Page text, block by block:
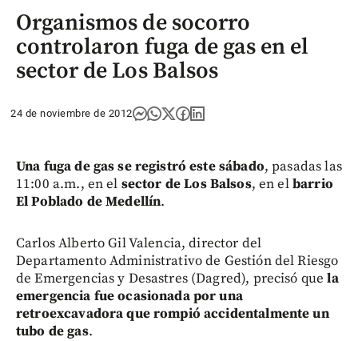
Organismos de socorro
controlaron fuga de gas en el
sector de Los Balsos
24 de noviembre de 2012
Una fuga de gas se registró este sábado, pasadas las
11:00 a.m., en el sector de Los Balsos, en elbarrio
El Poblado de Medellín.
Carlos Alberto Gil Valencia, director del
Departamento Administrativo de Gestión del Riesgo
de Emergencias y Desastres (Dagred), precisó quela
emergencia fue ocasionada por una
retroexcavadora que rompió accidentalmente un
tubo de gas.